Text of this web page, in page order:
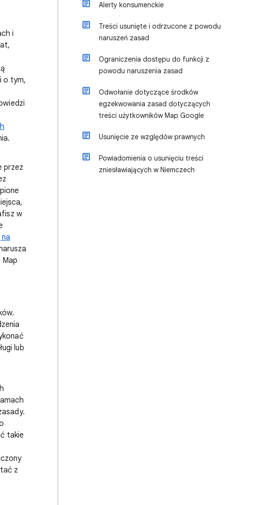
i
o tym,
przez
w
Map
lub
takie
z
Alerty konsumenckie
Treści usunięte i odrzucone z powodu
naruszeń zasad
Ograniczenia dostępu do funkcji z
powodu naruszenia zasad
Odwołanie dotyczące środków
egzekwowania zasad dotyczących
treści użytkowników Map Google
Usunięcie ze względów prawnych
Powiadomienia o usunięciu treści
zniesławiających w Niemczech